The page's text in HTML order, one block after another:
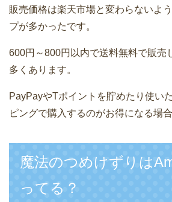
販売価格は楽天市場と変わらないよ
プが多かったです。
600円～800円以内で送料無料で販売
多くあります。
PayPayやTポイントを貯めたり使い
ピングで購入するのがお得になる場
魔法のつめけずりは
ってる？